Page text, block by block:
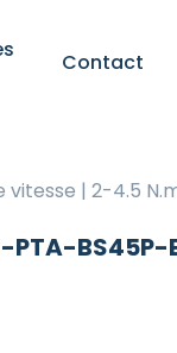
pour
un
Contact
vitesse | 2-4.5
BS45P-